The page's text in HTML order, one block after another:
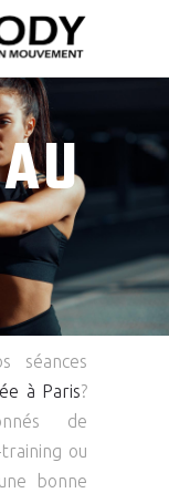
séances
à Paris?
de
ou
bonne